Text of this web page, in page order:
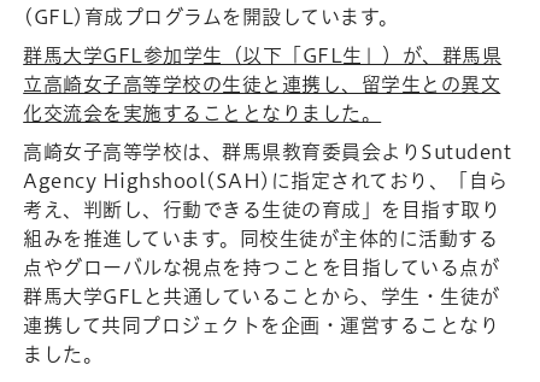
(GFL)育成プログラムを開設しています。
群馬大学GFL参加学生（以下「GFL生」）が、群馬県
立高崎女子高等学校の生徒と連携し、留学生との異文
化交流会を実施することとなりました。
高崎女子高等学校は、群馬県教育委員会よりSutudent
Agency Highshool(SAH)に指定されており、「自ら
考え、判断し、行動できる生徒の育成」を目指す取り
組みを推進しています。同校生徒が主体的に活動する
点やグローバルな視点を持つことを目指している点が
群馬大学GFLと共通していることから、学生・生徒が
連携して共同プロジェクトを企画・運営することなり
ました。